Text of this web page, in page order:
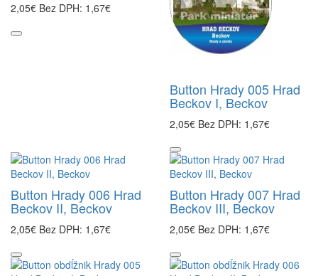
2,05€ Bez DPH: 1,67€
Button Hrady 005 Hrad
Beckov I, Beckov
2,05€ Bez DPH: 1,67€
Button Hrady 006 Hrad
Beckov II, Beckov
2,05€ Bez DPH: 1,67€
Button Hrady 007 Hrad
Beckov III, Beckov
2,05€ Bez DPH: 1,67€